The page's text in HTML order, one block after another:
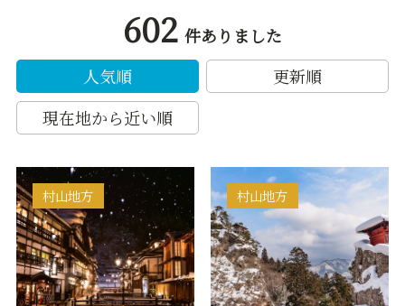
602 件ありました
人気順
更新順
現在地から近い順
村山地方 村山地方